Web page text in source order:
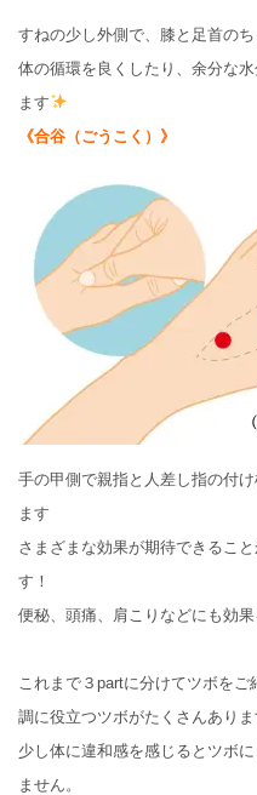
すねの少し外側で、膝と足首の
体の循環を良くしたり、余分な
ます
《合谷（ごうこく）》
手の甲側で親指と人差し指の付
ます
さまざまな効果が期待できるこ
す！
便秘、頭痛、肩こりなどにも効
これまで３partに分けてツボを
調に役立つツボがたくさんありま
少し体に違和感を感じるとツボ
ません。